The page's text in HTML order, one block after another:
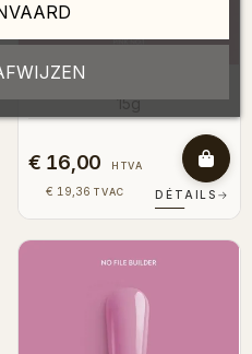
Pink No.1 - No File Builder
15g
€ 16,00 HTVA
€ 19,36 TVAC DÉTAILS →